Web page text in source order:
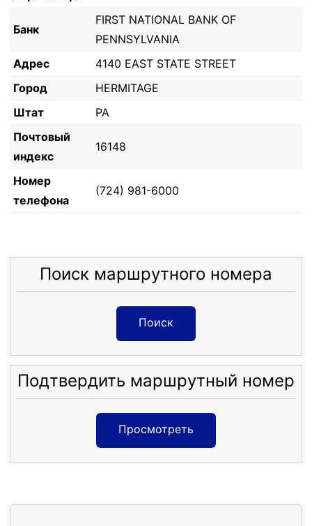
Банк
FIRST NATIONAL BANK OF
PENNSYLVANIA
Адрес
4140 EAST STATE STREET
Город
HERMITAGE
Штат
PA
Почтовый
индекс
16148
Номер
телефона
(724) 981-6000
Поиск маршрутного номера
Поиск
Подтвердить маршрутный номер
Просмотреть